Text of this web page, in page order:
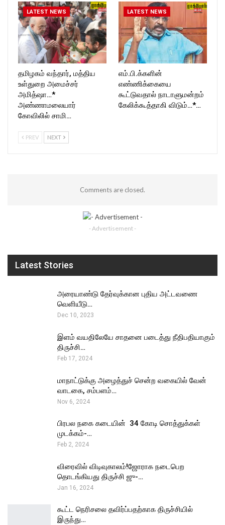
LATEST NEWS
தமிழகம் வந்தார், மத்திய
உள்துறை அமைச்சர்
அமித்ஷா…*
அண்ணாமலையார்
கோவிலில் சாமி…
LATEST NEWS
எம்.பி.க்களின்
எண்ணிக்கையை
கூட்டுவதால் நாடாளுமன்றம்
கேலிக்கூத்தாகி விடும்…*…
PREV NEXT
Comments are closed.
- Advertisement -
Latest Stories
அரையாண்டு தேர்வுக்கான புதிய அட்டவணை
வெளியீடு…
Dec 10, 2023
இளம் வயதிலேயே சாதனை படைத்து நீதிபதியாகும்
திருச்சி…
Feb 17, 2024
மாநாட்டுக்கு அழைத்துச் சென்ற வகையில் வேன்
வாடகை, சம்பளம்…
Nov 6, 2024
பிரபல நகை கடையின் ₹ 34 கோடி சொத்துக்கள்
முடக்கம்-…
Feb 2, 2024
விரைவில் விடிவுகாலம்!ஜோராக நடைபெற
தொடங்கியது திருச்சி ஜு-…
Jan 16, 2024
கூட்ட நெரிசலை தவிர்ப்பதற்காக திருச்சியில்
இருந்து…